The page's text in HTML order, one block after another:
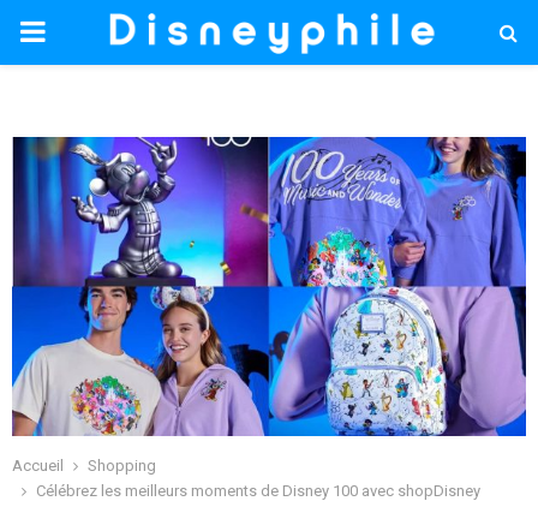
PRIMARY
Accueil
Shopping
Célébrez les meilleurs moments de Disney 100 avec shopDisney